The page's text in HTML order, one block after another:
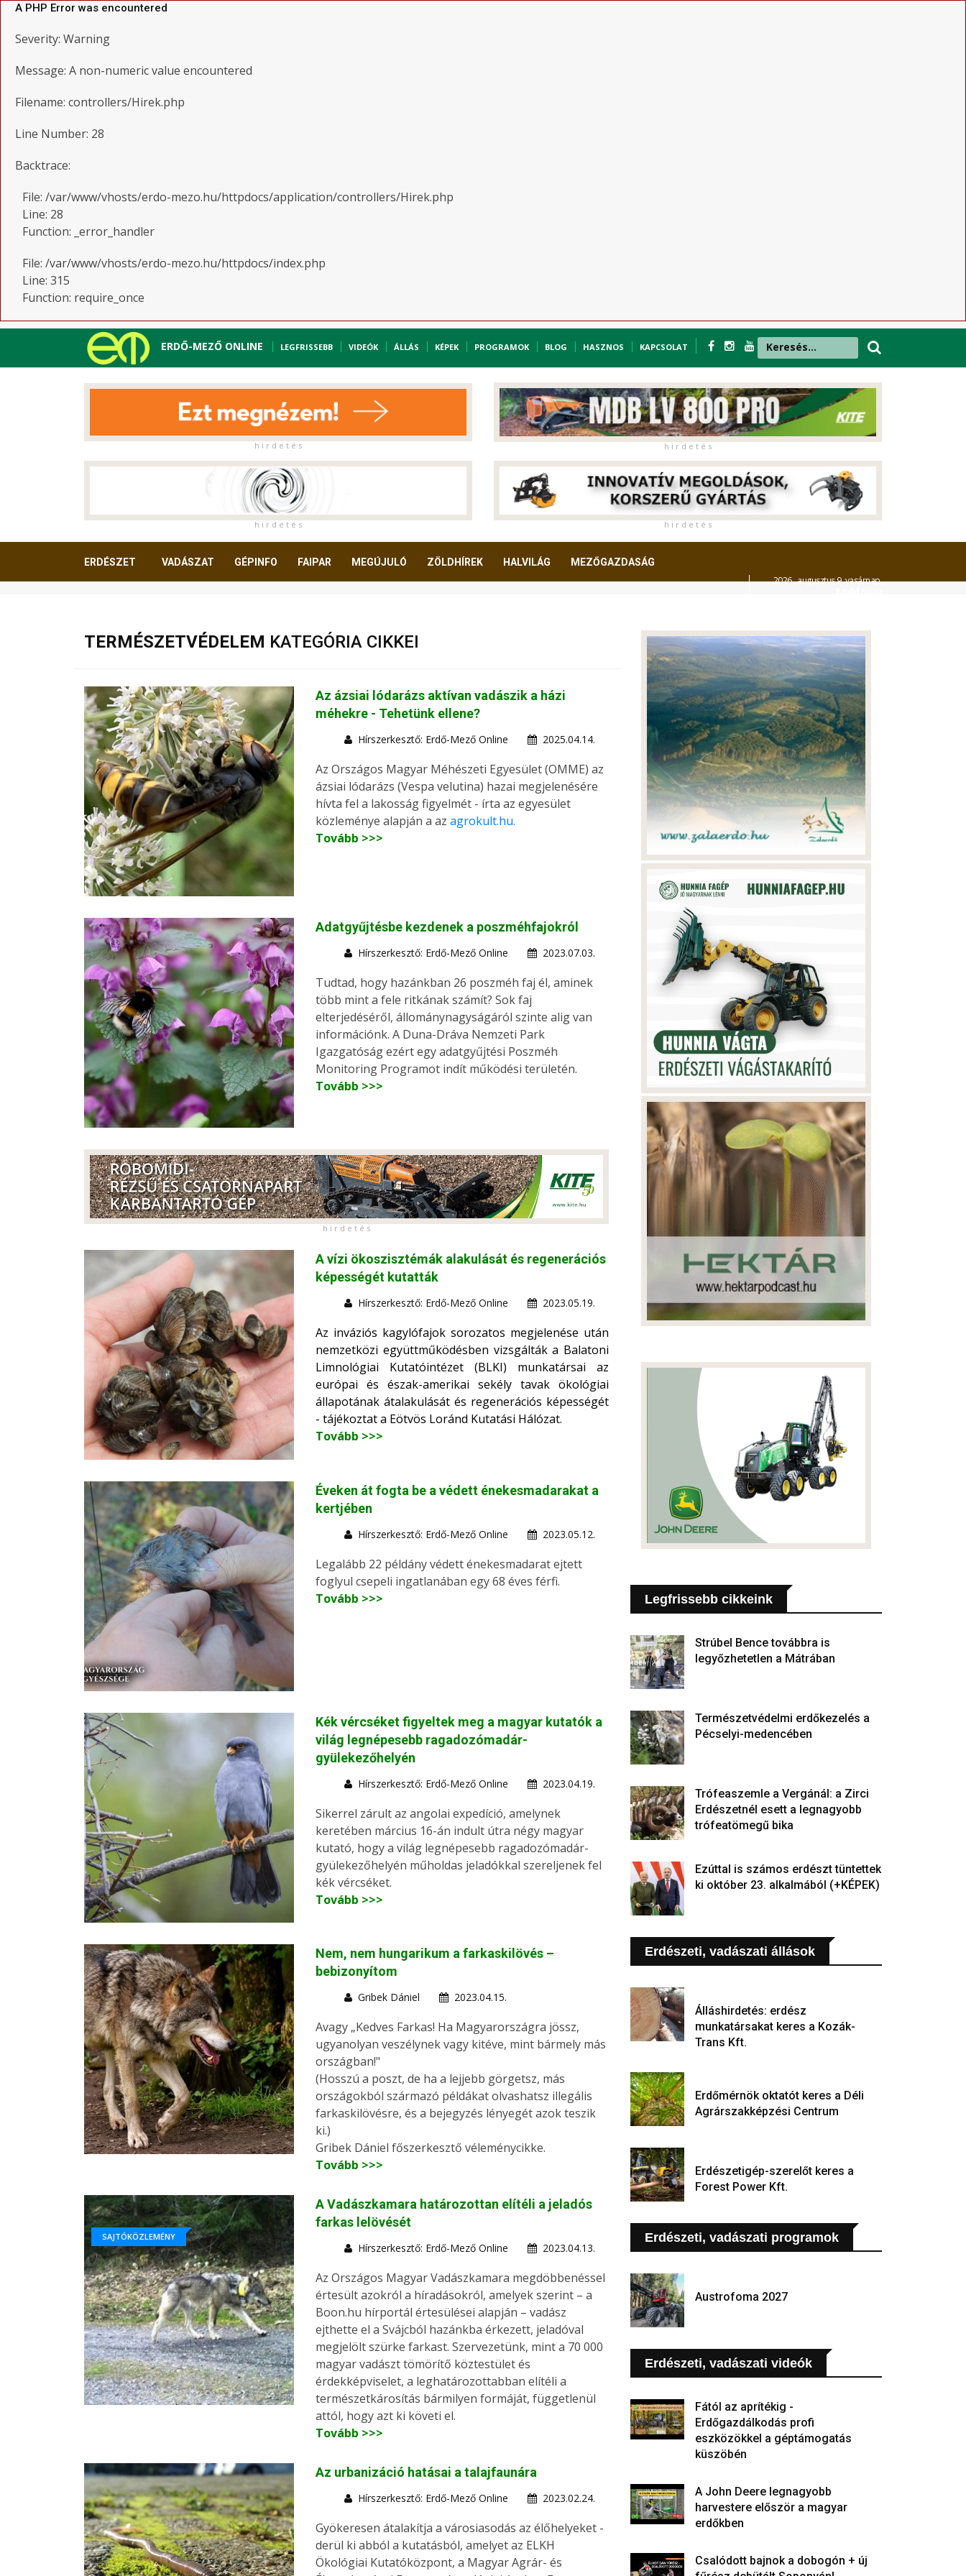
A PHP Error was encountered
Severity: Warning
Message: A non-numeric value encountered
Filename: controllers/Hirek.php
Line Number: 28
Backtrace:
File: /var/www/vhosts/erdo-mezo.hu/httpdocs/application/controllers/Hirek.php
Line: 28
Function: _error_handler
File: /var/www/vhosts/erdo-mezo.hu/httpdocs/index.php
Line: 315
Function: require_once
ERDŐ-MEZŐ ONLINE LEGFRISSEBB VIDEÓK ÁLLÁS KÉPEK PROGRAMOK BLOG HASZNOS KAPCSOLAT
h i r d e t é s h i r d e t é s
h i r d e t é s h i r d e t é s
ERDÉSZET VADÁSZAT GÉPINFO FAIPAR MEGÚJULÓ ZÖLDHÍREK HALVILÁG MEZŐGAZDASÁG
2026. augusztus 9. vasárnap,
TERMÉSZETVÉDELEM KATEGÓRIA CIKKEI
Az ázsiai lódarázs aktívan vadászik a házi
méhekre - Tehetünk ellene?
Hírszerkesztő: Erdő-Mező Online 2025.04.14.
Az Országos Magyar Méhészeti Egyesület (OMME) az
ázsiai lódarázs (Vespa velutina) hazai megjelenésére
hívta fel a lakosság figyelmét - írta az egyesület
közleménye alapján a az agrokult.hu.
Tovább >>>
Adatgyűjtésbe kezdenek a poszméhfajokról
Hírszerkesztő: Erdő-Mező Online 2023.07.03.
Tudtad, hogy hazánkban 26 poszméh faj él, aminek
több mint a fele ritkának számít? Sok faj
elterjedéséről, állománynagyságáról szinte alig van
információnk. A Duna-Dráva Nemzeti Park
Igazgatóság ezért egy adatgyűjtési Poszméh
Monitoring Programot indít működési területén.
Tovább >>>
h i r d e t é s
A vízi ökoszisztémák alakulását és regenerációs
képességét kutatták
Hírszerkesztő: Erdő-Mező Online 2023.05.19.
Az inváziós kagylófajok sorozatos megjelenése után
nemzetközi együttműködésben vizsgálták a Balatoni
Limnológiai Kutatóintézet (BLKI) munkatársai az
európai és észak-amerikai sekély tavak ökológiai
állapotának átalakulását és regenerációs képességét
- tájékoztat a Eötvös Loránd Kutatási Hálózat.
Tovább >>>
Éveken át fogta be a védett énekesmadarakat a
kertjében
Hírszerkesztő: Erdő-Mező Online 2023.05.12.
Legalább 22 példány védett énekesmadarat ejtett
foglyul csepeli ingatlanában egy 68 éves férfi.
Tovább >>>
Kék vércséket figyeltek meg a magyar kutatók a
világ legnépesebb ragadozómadár-
gyülekezőhelyén
Hírszerkesztő: Erdő-Mező Online 2023.04.19.
Sikerrel zárult az angolai expedíció, amelynek
keretében március 16-án indult útra négy magyar
kutató, hogy a világ legnépesebb ragadozómadár-
gyülekezőhelyén műholdas jeladókkal szereljenek fel
kék vércséket.
Tovább >>>
Nem, nem hungarikum a farkaskilövés –
bebizonyítom
Gribek Dániel 2023.04.15.
Avagy „Kedves Farkas! Ha Magyarországra jössz,
ugyanolyan veszélynek vagy kitéve, mint bármely más
országban!"
(Hosszú a poszt, de ha a lejjebb görgetsz, más
országokból származó példákat olvashatsz illegális
farkaskilövésre, és a bejegyzés lényegét azok teszik
ki.)
Gribek Dániel főszerkesztő véleménycikke.
Tovább >>>
SAJTÓKÖZLEMÉNY
A Vadászkamara határozottan elítéli a jeladós
farkas lelövését
Hírszerkesztő: Erdő-Mező Online 2023.04.13.
Az Országos Magyar Vadászkamara megdöbbenéssel
értesült azokról a híradásokról, amelyek szerint – a
Boon.hu hírportál értesülései alapján – vadász
ejthette el a Svájcból hazánkba érkezett, jeladóval
megjelölt szürke farkast. Szervezetünk, mint a 70 000
magyar vadászt tömörítő köztestület és
érdekképviselet, a leghatározottabban elítéli a
természetkárosítás bármilyen formáját, függetlenül
attól, hogy azt ki követi el.
Tovább >>>
Az urbanizáció hatásai a talajfaunára
Hírszerkesztő: Erdő-Mező Online 2023.02.24.
Gyökeresen átalakítja a városiasodás az élőhelyeket -
derül ki abból a kutatásból, amelyet az ELKH
Ökológiai Kutatóközpont, a Magyar Agrár- és
Legfrissebb cikkeink
Strúbel Bence továbbra is
legyőzhetetlen a Mátrában
Természetvédelmi erdőkezelés a
Pécselyi-medencében
Trófeaszemle a Vergánál: a Zirci
Erdészetnél esett a legnagyobb
trófeatömegű bika
Ezúttal is számos erdészt tüntettek
ki október 23. alkalmából (+KÉPEK)
Erdészeti, vadászati állások
Álláshirdetés: erdész
munkatársakat keres a Kozák-
Trans Kft.
Erdőmérnök oktatót keres a Déli
Agrárszakképzési Centrum
Erdészetigép-szerelőt keres a
Forest Power Kft.
Erdészeti, vadászati programok
Austrofoma 2027
Erdészeti, vadászati videók
Fától az aprítékig -
Erdőgazdálkodás profi
eszközökkel a géptámogatás
küszöbén
A John Deere legnagyobb
harvestere először a magyar
erdőkben
Csalódott bajnok a dobogón + új